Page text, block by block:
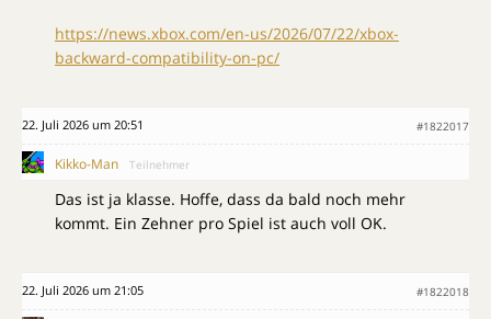
https://news.xbox.com/en-us/2026/07/22/xbox-
backward-compatibility-on-pc/
22. Juli 2026 um 20:51 #1822017
Kikko-Man Teilnehmer
Das ist ja klasse. Hoffe, dass da bald noch mehr
kommt. Ein Zehner pro Spiel ist auch voll OK.
22. Juli 2026 um 21:05 #1822018